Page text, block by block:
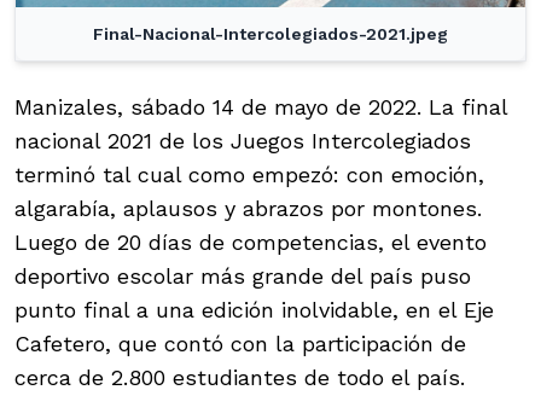
Final-Nacional-Intercolegiados-2021.jpeg
Manizales, sábado 14 de mayo de 2022. La final
nacional 2021 de los Juegos Intercolegiados
terminó tal cual como empezó: con emoción,
algarabía, aplausos y abrazos por montones.
Luego de 20 días de competencias, el evento
deportivo escolar más grande del país puso
punto final a una edición inolvidable, en el Eje
Cafetero, que contó con la participación de
cerca de 2.800 estudiantes de todo el país.